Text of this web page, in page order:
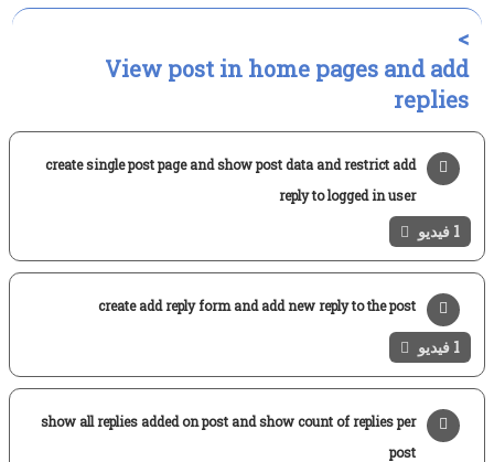
View post in home pages and add
replies
create single post page and show post data and restrict add
reply to logged in user
1 فيديو
create add reply form and add new reply to the post
1 فيديو
show all replies added on post and show count of replies per
post